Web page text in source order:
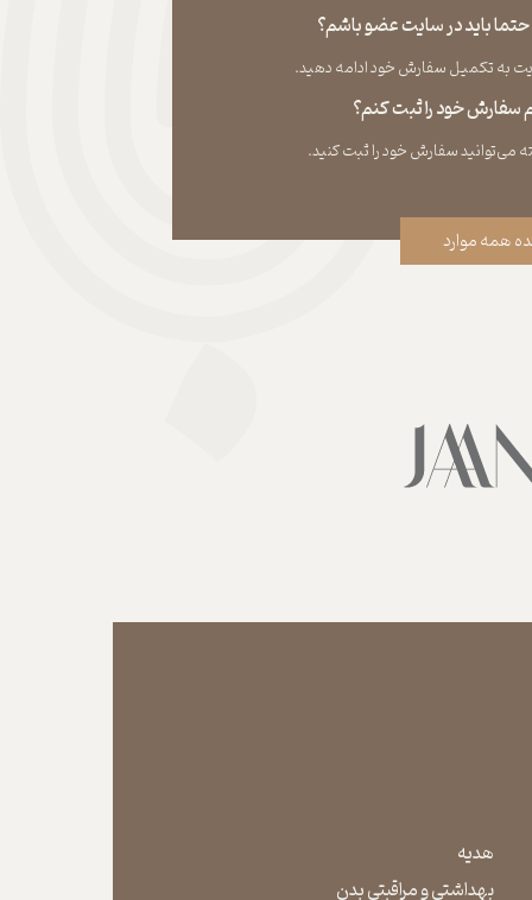
حتما باید در سایت عضو باشم؟
به تکمیل سفارش خود ادامه دهید.​​​​​​​
سفارش خود را ثبت کنم؟
همه موارد
هدیه
بهداشتی و مراقبتی بدن